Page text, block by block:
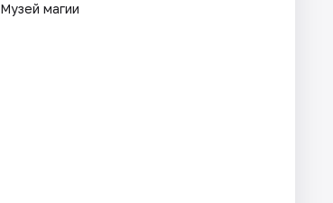
Музей магии